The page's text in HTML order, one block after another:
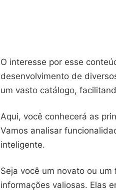
O interesse por esse
desenvolvimento de
um vasto catálogo,
Aqui, você conhecerá as
Vamos analisar
inteligente.
Seja você um novato ou um
informações valiosas. Elas